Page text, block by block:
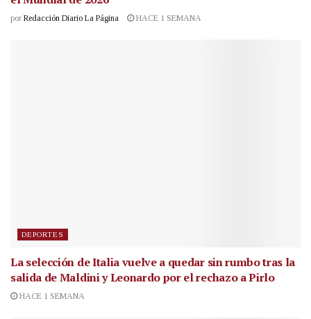
por Redacción Diario La Página HACE 1 SEMANA
DEPORTES
La selección de Italia vuelve a quedar sin rumbo tras la
salida de Maldini y Leonardo por el rechazo a Pirlo
HACE 1 SEMANA